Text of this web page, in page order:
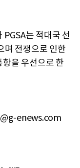
PGSA는 적대국 선
며 전쟁으로 인한
을 우선으로 한
enews.com